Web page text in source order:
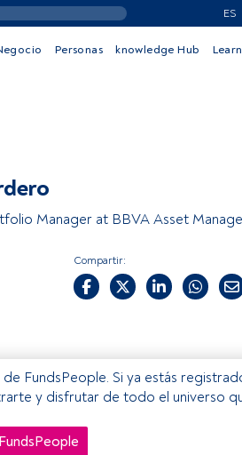
ES
Personas knowledge Hub
Manager at BBVA Asset
Compartir:
FundsPeople. Si ya estás
y disfrutar de todo el universo